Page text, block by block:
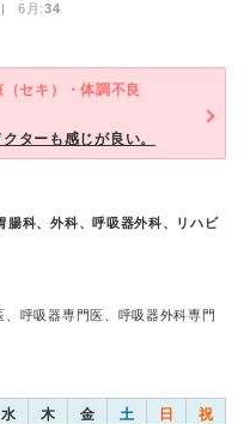
6月:34
（セキ）・体調不良
ターも感じが良い。
腸科、外科、呼吸器外科、リハビ
呼吸器専門医、呼吸器外科専門
水 木 金 土 日 祝